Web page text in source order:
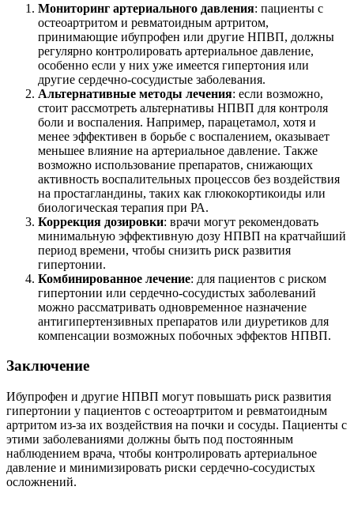
Мониторинг артериального давления: пациенты с
остеоартритом и ревматоидным артритом,
принимающие ибупрофен или другие НПВП, должны
регулярно контролировать артериальное давление,
особенно если у них уже имеется гипертония или
другие сердечно-сосудистые заболевания.
Альтернативные методы лечения: если возможно,
стоит рассмотреть альтернативы НПВП для контроля
боли и воспаления. Например, парацетамол, хотя и
менее эффективен в борьбе с воспалением, оказывает
меньшее влияние на артериальное давление. Также
возможно использование препаратов, снижающих
активность воспалительных процессов без воздействия
на простагландины, таких как глюкокортикоиды или
биологическая терапия при РА.
Коррекция дозировки: врачи могут рекомендовать
минимальную эффективную дозу НПВП на кратчайший
период времени, чтобы снизить риск развития
гипертонии.
Комбинированное лечение: для пациентов с риском
гипертонии или сердечно-сосудистых заболеваний
можно рассматривать одновременное назначение
антигипертензивных препаратов или диуретиков для
компенсации возможных побочных эффектов НПВП.
Заключение
Ибупрофен и другие НПВП могут повышать риск развития
гипертонии у пациентов с остеоартритом и ревматоидным
артритом из-за их воздействия на почки и сосуды. Пациенты с
этими заболеваниями должны быть под постоянным
наблюдением врача, чтобы контролировать артериальное
давление и минимизировать риски сердечно-сосудистых
осложнений.